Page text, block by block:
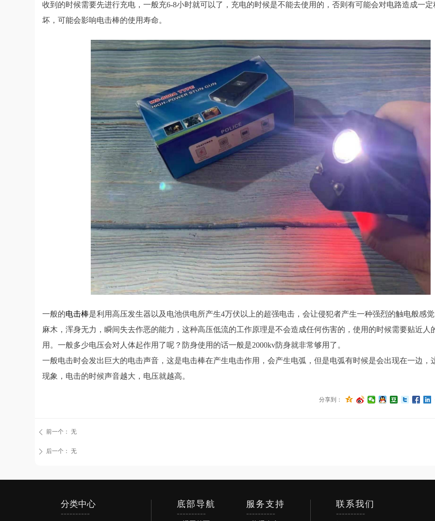
收到的时候需要先进行充电，一般充6-8小时就可以了，充电的时候是不能去使用的，否则有可能会对电路造成一定
坏，可能会影响电击棒的使用寿命。
一般的电击棒是利用高压发生器以及电池供电所产生4万伏以上的超强电击，会让侵犯者产生一种强烈的触电般感
麻木，浑身无力，瞬间失去作恶的能力，这种高压低流的工作原理是不会造成任何伤害的，使用的时候需要贴近人
用。一般多少电压会对人体起作用了呢？防身使用的话一般是2000kv防身就非常够用了。
一般电击时会发出巨大的电击声音，这是电击棒在产生电击作用，会产生电弧，但是电弧有时候是会出现在一边，
现象，电击的时候声音越大，电压就越高。
ꄴ 前一个： 无
ꄲ 后一个： 无
分享到：
分类中心
----------
底部导航
----------
联系我们
----------
服务支持
----------